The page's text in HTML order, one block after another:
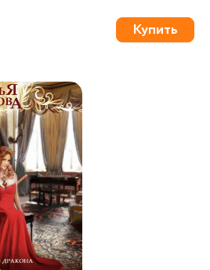
Купить